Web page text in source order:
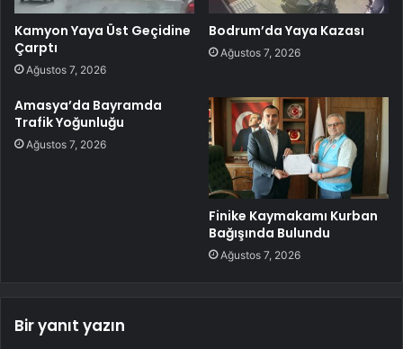
Kamyon Yaya Üst Geçidine
Çarptı
Ağustos 7, 2026
Bodrum’da Yaya Kazası
Ağustos 7, 2026
Amasya’da Bayramda
Trafik Yoğunluğu
Ağustos 7, 2026
Finike Kaymakamı Kurban
Bağışında Bulundu
Ağustos 7, 2026
Bir yanıt yazın